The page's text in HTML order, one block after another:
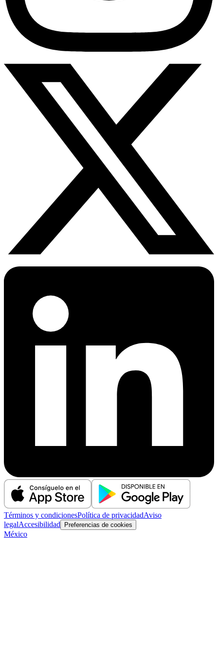
Términos y condicionesPolítica de privacidadAviso
legalAccesibilidad Preferencias de cookies
México